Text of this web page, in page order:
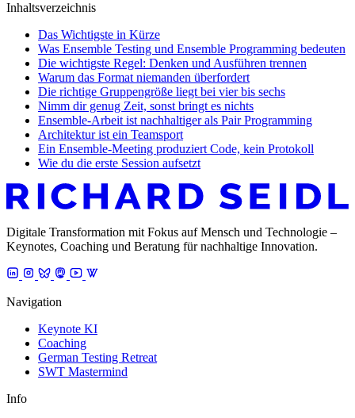
Inhaltsverzeichnis
Das Wichtigste in Kürze
Was Ensemble Testing und Ensemble Programming bedeuten
Die wichtigste Regel: Denken und Ausführen trennen
Warum das Format niemanden überfordert
Die richtige Gruppengröße liegt bei vier bis sechs
Nimm dir genug Zeit, sonst bringt es nichts
Ensemble-Arbeit ist nachhaltiger als Pair Programming
Architektur ist ein Teamsport
Ein Ensemble-Meeting produziert Code, kein Protokoll
Wie du die erste Session aufsetzt
Digitale Transformation mit Fokus auf Mensch und Technologie –
Keynotes, Coaching und Beratung für nachhaltige Innovation.
Navigation
Keynote KI
Coaching
German Testing Retreat
SWT Mastermind
Info